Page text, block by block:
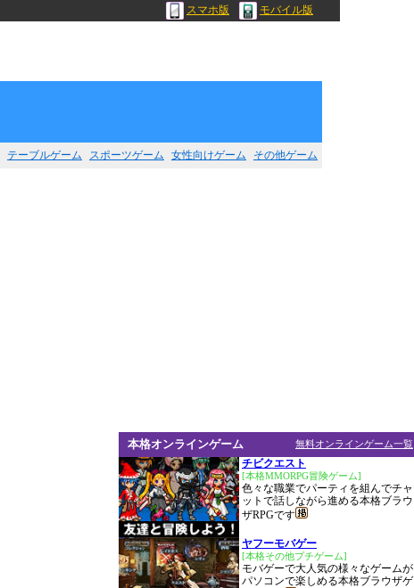
スマホ版 モバイル版
テーブルゲーム スポーツゲーム 女性向けゲーム その他ゲーム
無料オンラインゲーム一覧
本格オンラインゲーム
チビクエスト
[本格MMORPG冒険ゲーム]
色々な職業でパーティを組んでチャ
ットで話しながら進める本格ブラウ
ザRPGです
ヤフーモバゲー
[本格その他プチゲーム]
モバゲーで大人気の様々なゲームが
パソコンで楽しめる本格ブラウザゲ